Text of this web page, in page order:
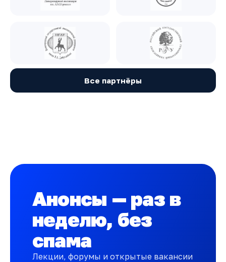
Все партнёры
Анонсы — раз в
неделю, без
спама
Лекции, форумы и открытые вакансии